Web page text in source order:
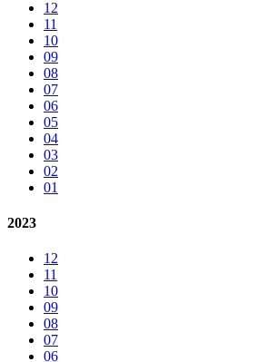
12
11
10
09
08
07
06
05
04
03
02
01
2023
12
11
10
09
08
07
06